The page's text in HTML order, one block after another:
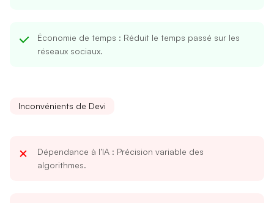
Économie de temps : Réduit le temps passé sur les
réseaux sociaux.
Inconvénients de Devi
Dépendance à l’IA : Précision variable des
algorithmes.